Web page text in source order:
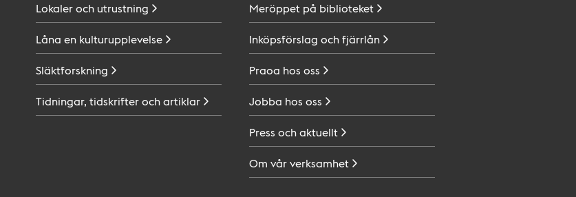
Lokaler och utrustning
Låna en kulturupplevelse
Släktforskning
Tidningar, tidskrifter ochartiklar
Meröppet på biblioteket
Inköpsförslag ochfjärrlån
Praoa hos oss
Jobba hos oss
Press ochaktuellt
Om vårverksamhet